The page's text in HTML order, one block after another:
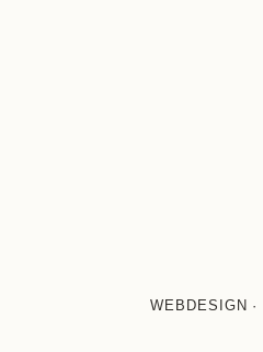
WEBDESIGN ·